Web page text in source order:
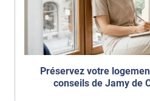
Préservez votre
conseils de Jamy de